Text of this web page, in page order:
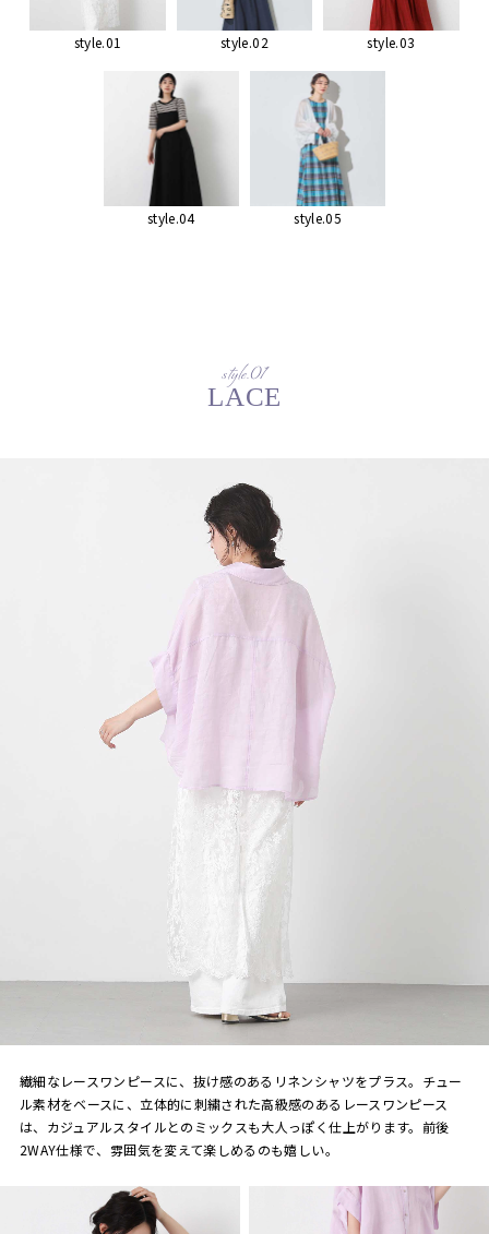
style.01 style.02 style.03
style.04 style.05
style.01
LACE
繊細なレースワンピースに、抜け感のあるリネンシャツをプラス。チュー
ル素材をベースに、立体的に刺繍された高級感のあるレースワンピース
は、カジュアルスタイルとのミックスも大人っぽく仕上がります。前後
2WAY仕様で、雰囲気を変えて楽しめるのも嬉しい。